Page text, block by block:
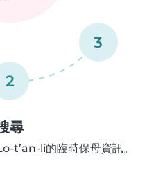
2
3
尋
t’an-li的臨時保母資訊。